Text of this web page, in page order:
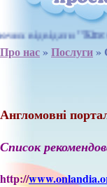
- майданчик"
Про нас» Послуги»
Англомовні
Список
http://